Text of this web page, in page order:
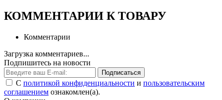
КОММЕНТАРИИ К ТОВАРУ
Комментарии
Загрузка комментариев...
Подпишитесь на новости
Подписаться
С политикой конфиденциальности и пользовательским
соглашением ознакомлен(а).